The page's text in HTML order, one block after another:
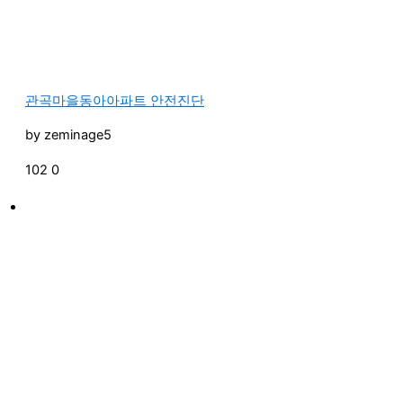
관곡마을동아아파트 안전진단
by zeminage5
102 0